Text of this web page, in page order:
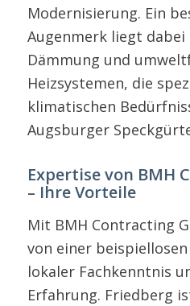
Modernisierung. Ein
Augenmerk liegt
Dämmung und
Heizsystemen, die
klimatischen
Augsburger
Expertise von BMH
– Ihre Vorteile
Mit BMH Contracting
von einer
lokaler Fachkenntnis
Erfahrung. Friedberg